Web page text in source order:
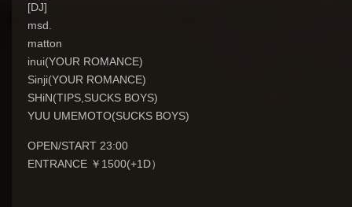
[DJ]
msd.
matton
inui(YOUR ROMANCE)
Sinji(YOUR ROMANCE)
SHiN(TIPS,SUCKS BOYS)
YUU UMEMOTO(SUCKS BOYS)
OPEN/START 23:00
ENTRANCE ￥1500(+1D）